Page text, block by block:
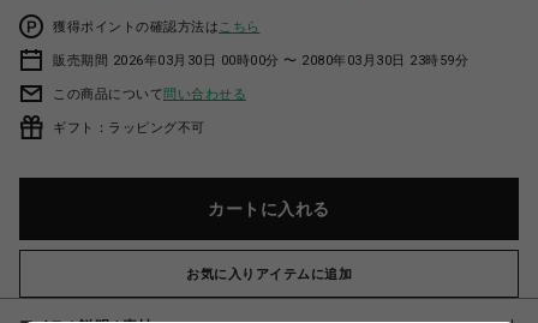
獲得ポイントの確認方法は こちら
販売期間 2026年03月30日 00時00分 〜 2080年03月30日 23時59分
この商品について問い合わせる
ギフト：ラッピング不可
カートに入れる
お気に入りアイテムに追加